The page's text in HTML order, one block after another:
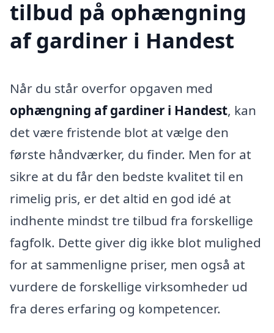
tilbud på ophængning
af gardiner i Handest
Når du står overfor opgaven med
ophængning af gardiner i Handest, kan
det være fristende blot at vælge den
første håndværker, du finder. Men for at
sikre at du får den bedste kvalitet til en
rimelig pris, er det altid en god idé at
indhente mindst tre tilbud fra forskellige
fagfolk. Dette giver dig ikke blot mulighed
for at sammenligne priser, men også at
vurdere de forskellige virksomheder ud
fra deres erfaring og kompetencer.